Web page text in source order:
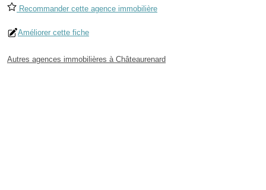
Recommander cette agence immobilière
Améliorer cette fiche
Autres agences immobilières à Châteaurenard